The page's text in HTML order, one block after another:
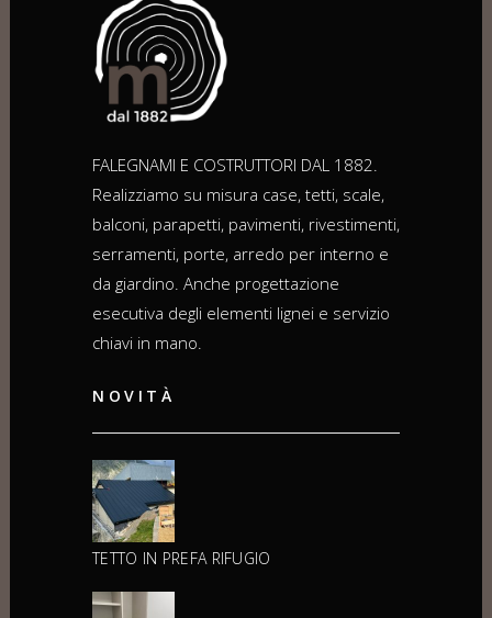
FALEGNAMI E COSTRUTTORI DAL 1882.
Realizziamo su misura case, tetti, scale,
balconi, parapetti, pavimenti, rivestimenti,
serramenti, porte, arredo per interno e
da giardino. Anche progettazione
esecutiva degli elementi lignei e servizio
chiavi in mano.
NOVITÀ
TETTO IN PREFA RIFUGIO